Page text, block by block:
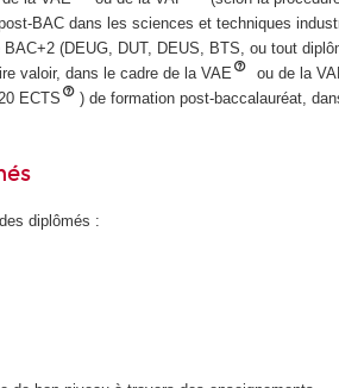
BAC dans les sciences et techniques
(DEUG, DUT, DEUS, BTS, ou tout
valoir, dans le cadre de la VAE
ou de la
ECTS
) de formation post-baccalauréat,
diplômés :